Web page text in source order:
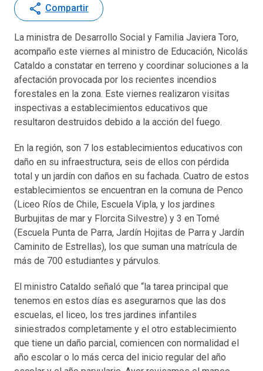
share Compartir
La ministra de Desarrollo Social y Familia Javiera Toro,
acompaño este viernes al ministro de Educación, Nicolás
Cataldo a constatar en terreno y coordinar soluciones a la
afectación provocada por los recientes incendios
forestales en la zona. Este viernes realizaron visitas
inspectivas a establecimientos educativos que
resultaron destruidos debido a la acción del fuego.
En la región, son 7 los establecimientos educativos con
daño en su infraestructura, seis de ellos con pérdida
total y un jardín con daños en su fachada. Cuatro de estos
establecimientos se encuentran en la comuna de Penco
(Liceo Ríos de Chile, Escuela Vipla, y los jardines
Burbujitas de mar y Florcita Silvestre) y 3 en Tomé
(Escuela Punta de Parra, Jardín Hojitas de Parra y Jardín
Caminito de Estrellas), los que suman una matrícula de
más de 700 estudiantes y párvulos.
El ministro Cataldo señaló que “la tarea principal que
tenemos en estos días es asegurarnos que las dos
escuelas, el liceo, los tres jardines infantiles
siniestrados completamente y el otro establecimiento
que tiene un daño parcial, comiencen con normalidad el
año escolar o lo más cerca del inicio regular del año